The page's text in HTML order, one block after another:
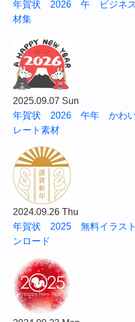
年賀状 2026 午 ビジネス
材集
2025.09.07 Sun
年賀状 2026 午年 かわい
レート素材
2024.09.26 Thu
年賀状 2025 無料イラス
ンロード